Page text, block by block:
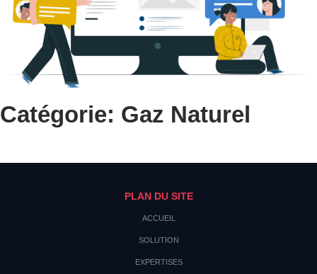
Catégorie: Gaz Naturel
PLAN DU SITE
ACCUEIL
SOLUTION
EXPERTISES